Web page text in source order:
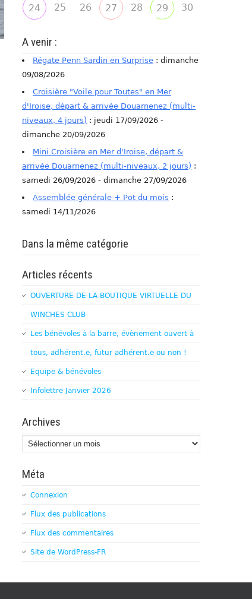
24 25 26 27 28 29 30
A venir :
Régate Penn Sardin en Surprise : dimanche
09/08/2026
Croisière "Voile pour Toutes" en Mer
d'Iroise, départ & arrivée Douarnenez (multi-
niveaux, 4 jours) : jeudi 17/09/2026 -
dimanche 20/09/2026
Mini Croisière en Mer d'Iroise, départ &
arrivée Douarnenez (multi-niveaux, 2 jours) :
samedi 26/09/2026 - dimanche 27/09/2026
Assemblée générale + Pot du mois :
samedi 14/11/2026
Dans la même catégorie
Articles récents
OUVERTURE DE LA BOUTIQUE VIRTUELLE DU
WINCHES CLUB
Les bénévoles à la barre, évènement ouvert à
tous, adhérent.e, futur adhérent.e ou non !
Equipe & bénévoles
Infolettre Janvier 2026
Archives
Archives
Méta
Connexion
Flux des publications
Flux des commentaires
Site de WordPress-FR